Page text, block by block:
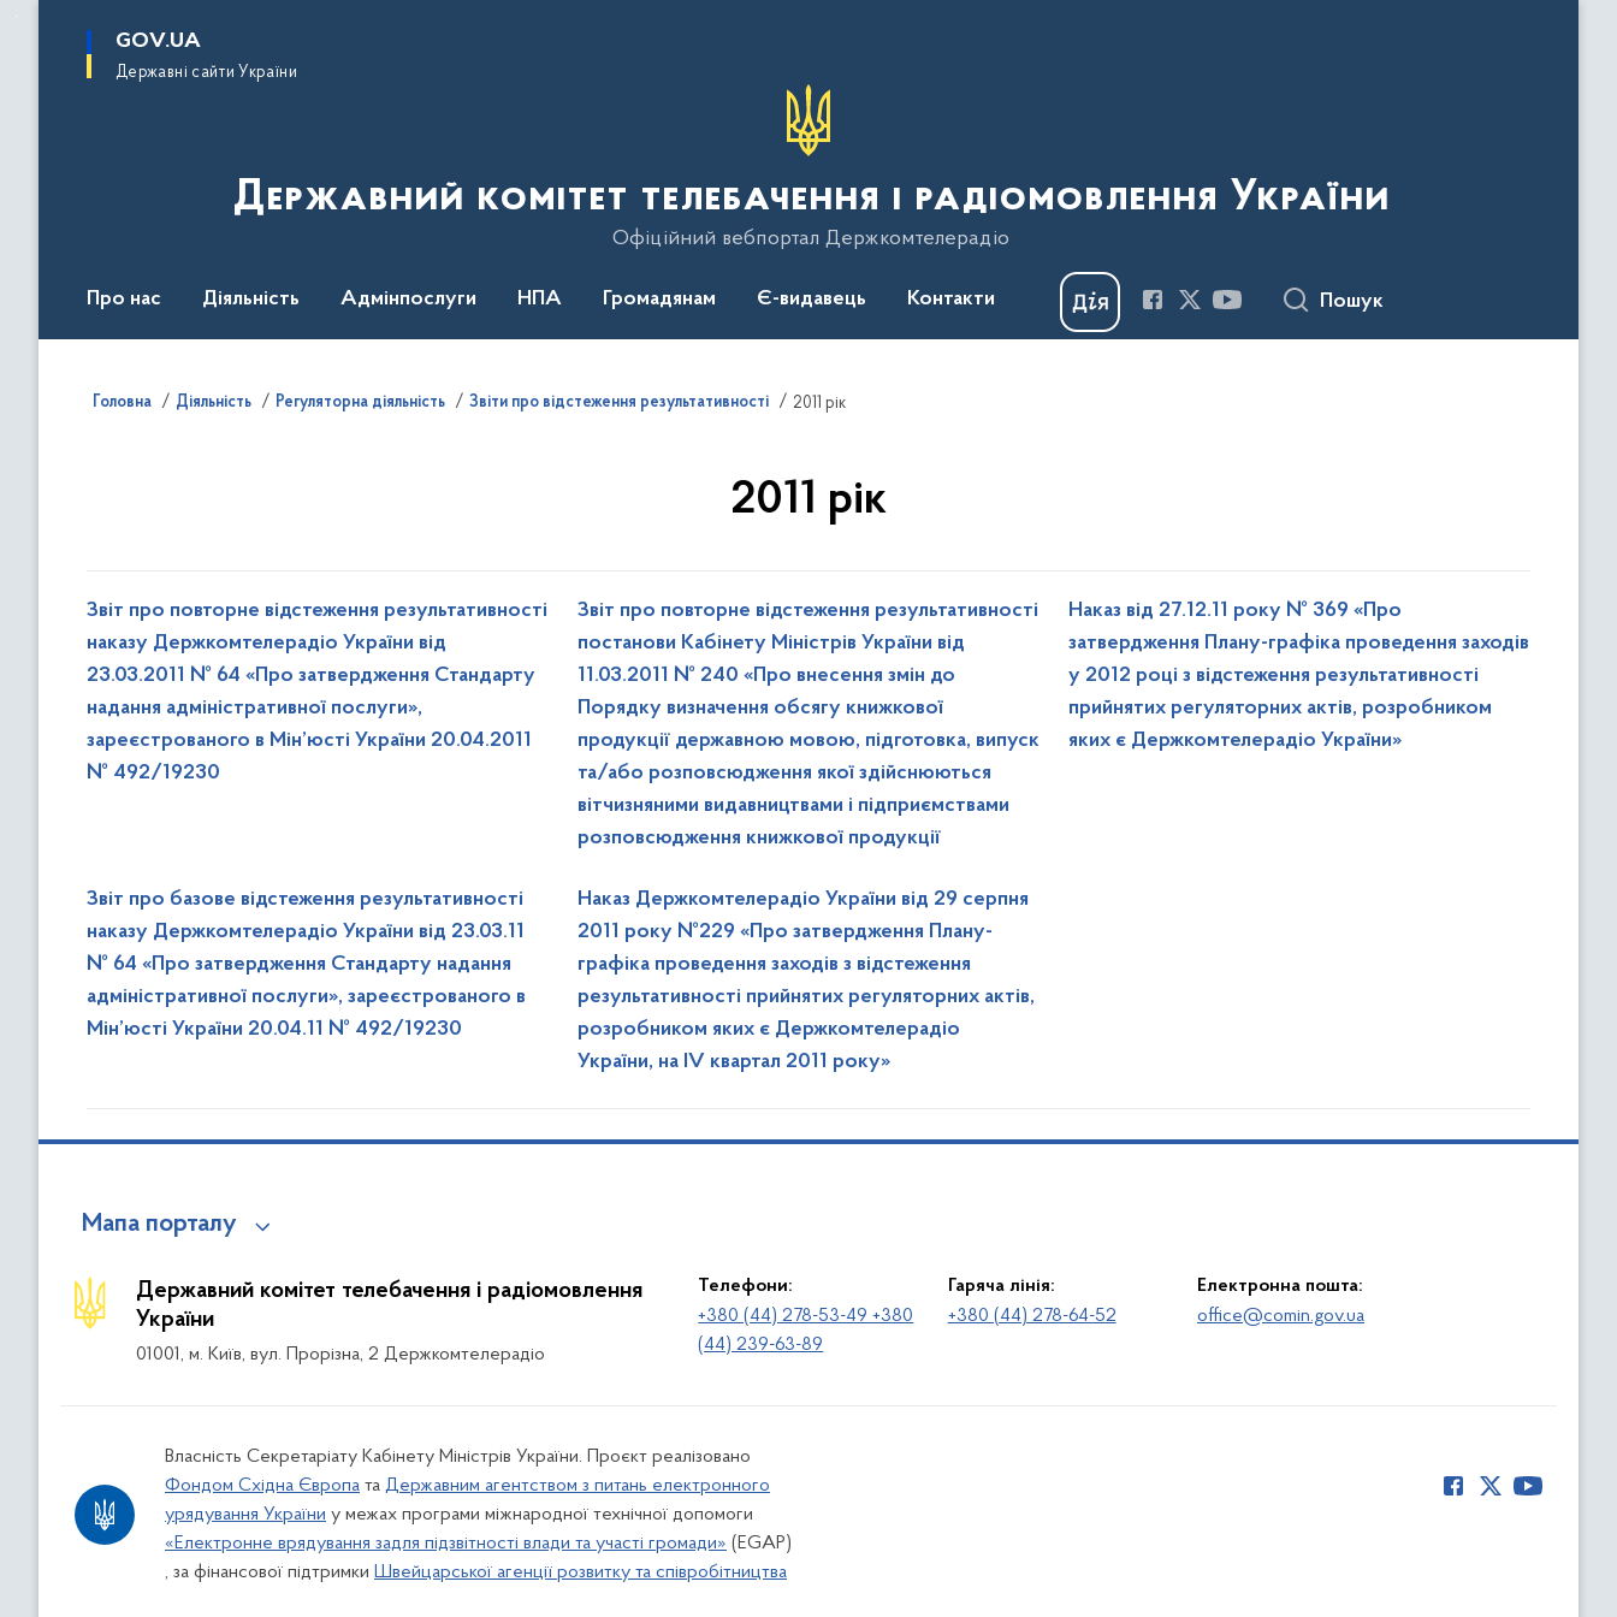
основного
GOV.UA
Державні сайти України
Державний комітет телебачення і радіомовлення України
Офіційний вебпортал Держкомтелерадіо
Про нас Діяльність Адмінпослуги НПА Громадянам Є-видавець Контакти Пошук
Головна Діяльність Регуляторна діяльність Звіти про відстеження результативності 2011 рік
2011 рік
Звіт про повторне відстеження результативності
наказу Держкомтелерадіо України від
23.03.2011 № 64 «Про затвердження Стандарту
надання адміністративної послуги»,
зареєстрованого в Мін’юсті України 20.04.2011
№ 492/19230
Звіт про повторне відстеження результативності
постанови Кабінету Міністрів України від
11.03.2011 № 240 «Про внесення змін до
Порядку визначення обсягу книжкової
продукції державною мовою, підготовка, випуск
та/або розповсюдження якої здійснюються
вітчизняними видавництвами і підприємствами
розповсюдження книжкової продукції
Наказ від 27.12.11 року № 369 «Про
затвердження Плану-графіка проведення заходів
у 2012 році з відстеження результативності
прийнятих регуляторних актів, розробником
яких є Держкомтелерадіо України»
Звіт про базове відстеження результативності
наказу Держкомтелерадіо України від 23.03.11
№ 64 «Про затвердження Стандарту надання
адміністративної послуги», зареєстрованого в
Мін’юсті України 20.04.11 № 492/19230
Наказ Держкомтелерадіо України від 29 серпня
2011 року №229 «Про затвердження Плану-
графіка проведення заходів з відстеження
результативності прийнятих регуляторних актів,
розробником яких є Держкомтелерадіо
України, на IV квартал 2011 року»
Мапа порталу
Державний комітет телебачення і радіомовлення
України
01001, м. Київ, вул. Прорізна, 2 Держкомтелерадіо
Телефони:
+380 (44) 278-53-49 +380
(44) 239-63-89
Гаряча лінія:
+380 (44) 278-64-52
Електронна пошта:
office@comin.gov.ua
Власність Секретаріату Кабінету Міністрів України. Проєкт реалізовано
Фондом Східна Європа та Державним агентством з питань електронного
урядування України у межах програми міжнародної технічної допомоги
«Електронне врядування задля підзвітності влади та участі громади» (EGAP)
, за фінансової підтримки Швейцарської агенції розвитку та співробітництва